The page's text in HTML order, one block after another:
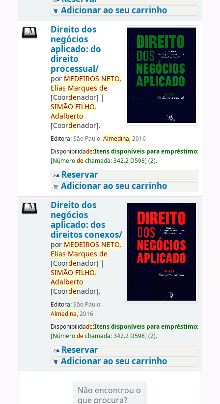
Adicionar ao seu carrinho
Direito dos
negócios
aplicado: do
direito
processual/
por MEDEIROS NETO,
Elias Marques de
[Coordenador] |
SIMÃO FILHO,
Adalberto
[Coordenador].
Editora:São Paulo:Almedina,2016
Disponibilidade:Itens disponíveis para empréstimo:
[Númerodechamada:342.2 D598] (2).
Reservar
Adicionar ao seu carrinho
Direito dos
negócios
aplicado: dos
direitos conexos/
por MEDEIROS NETO,
Elias Marques de
[Coordenador] |
SIMÃO FILHO,
Adalberto
[Coordenador].
Editora:São Paulo:
Almedina,2016
Disponibilidade:Itens disponíveis para empréstimo:
[Númerodechamada:342.2 D598] (2).
Reservar
Adicionar ao seu carrinho
Não encontrou o
que procura?